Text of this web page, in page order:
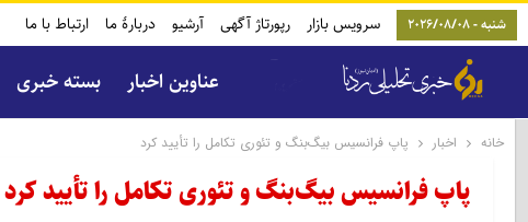
شنبه - 2026/08/08 سرویس بازار رپورتاژ آگهی آرشیو دربارۀ ما ارتباط با ما
عناوین اخبار بسته خبری
خانه اخبار پاپ فرانسیس بیگ‌بنگ و تئوری تکامل را تأیید کرد
پاپ فرانسیس بیگ‌بنگ و تئوری تکامل را تأیید کرد